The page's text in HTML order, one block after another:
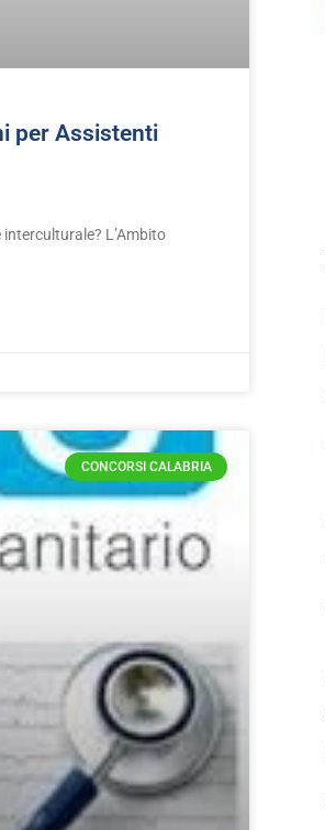
per Assistenti
L’Ambito
CONCORSI CALABRIA